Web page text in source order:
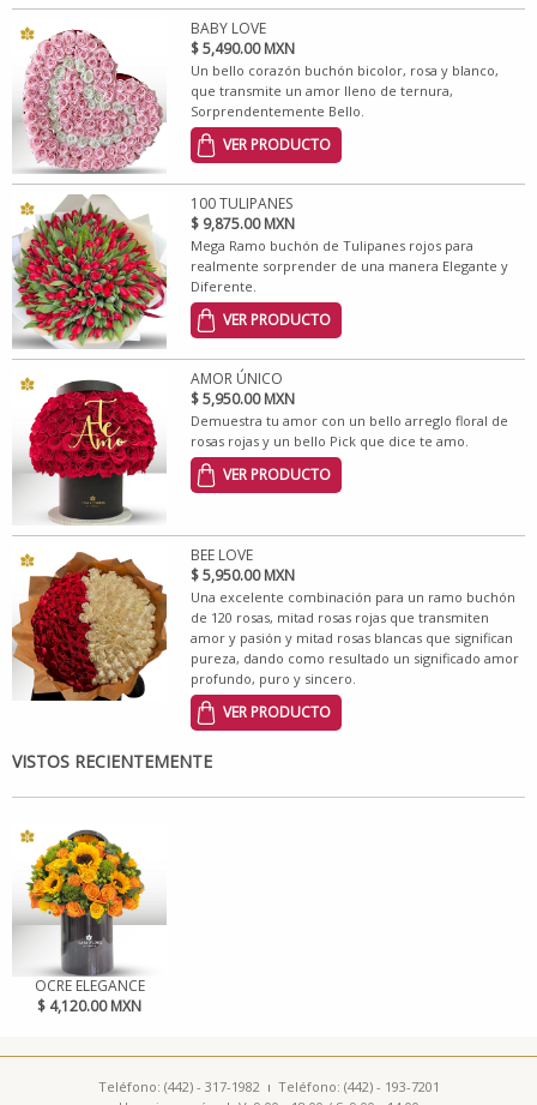
BABY LOVE
$ 5,490.00 MXN
Un bello corazón buchón bicolor, rosa y blanco,
que transmite un amor lleno de ternura,
Sorprendentemente Bello.
VER PRODUCTO
100 TULIPANES
$ 9,875.00 MXN
Mega Ramo buchón de Tulipanes rojos para
realmente sorprender de una manera Elegante y
Diferente.
VER PRODUCTO
AMOR ÚNICO
$ 5,950.00 MXN
Demuestra tu amor con un bello arreglo floral de
rosas rojas y un bello Pick que dice te amo.
VER PRODUCTO
BEE LOVE
$ 5,950.00 MXN
Una excelente combinación para un ramo buchón
de 120 rosas, mitad rosas rojas que transmiten
amor y pasión y mitad rosas blancas que significan
pureza, dando como resultado un significado amor
profundo, puro y sincero.
VER PRODUCTO
VISTOS RECIENTEMENTE
OCRE ELEGANCE
$ 4,120.00 MXN
Teléfono: (442) - 317-1982
Teléfono: (442) - 193-7201